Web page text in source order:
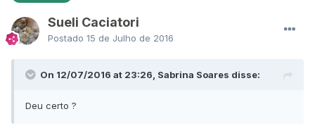
Sueli Caciatori
Postado 15 de Julho de 2016
On 12/07/2016 at 23:26, Sabrina Soares disse:
Deu certo ?